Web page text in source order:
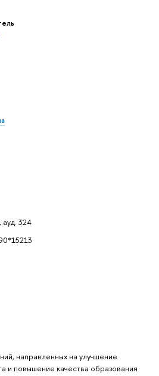
ауд. 324
направленных на улучшение
и повышение качества образования